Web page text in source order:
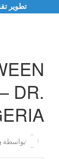
تطوير
DR.
بواسطة